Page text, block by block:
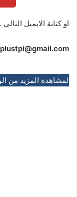
او كتابة الايميل التالي
لمشاهدة المزيد من